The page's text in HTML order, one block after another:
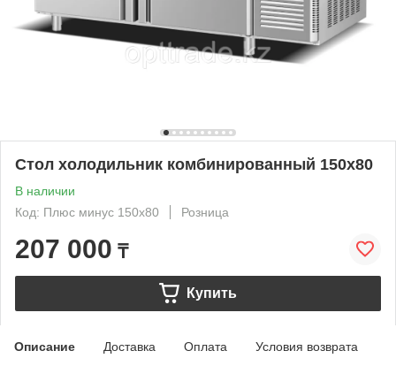
Стол холодильник комбинированный 150х80
В наличии
Код: Плюс минус 150х80
Розница
207 000 ₸
Купить
Описание Доставка Оплата Условия возврата